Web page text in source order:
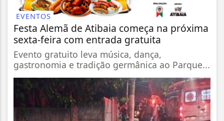
EVENTOS
Festa Alemã de Atibaia começa na próxima
sexta-feira com entrada gratuita
Evento gratuito leva música, dança,
gastronomia e tradição germânica ao Parque...